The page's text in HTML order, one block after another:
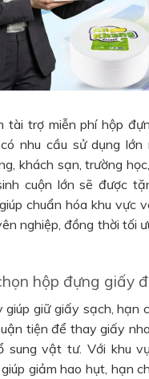
tài trợ miễn phí hộp
nhu cầu sử dụng lớn
khách sạn, trường
cuộn lớn sẽ được
chuẩn hóa khu vực
nghiệp, đồng thời tối
hộp đựng giấy
giúp giữ giấy sạch, hạn
tiện để thay giấy
sung vật tư. Với khu
giảm hao hụt, hạn